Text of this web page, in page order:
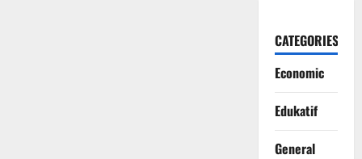
CATEGORIES
Economic
Edukatif
General